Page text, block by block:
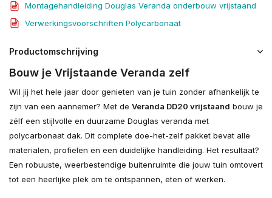
Montagehandleiding Douglas Veranda onderbouw vrijstaand
Verwerkingsvoorschriften Polycarbonaat
Productomschrijving
Bouw je Vrijstaande Veranda zelf
Wil jij het hele jaar door genieten van je tuin zonder afhankelijk te
zijn van een aannemer? Met de Veranda DD20 vrijstaand bouw je
zélf een stijlvolle en duurzame Douglas veranda met
polycarbonaat dak. Dit complete doe-het-zelf pakket bevat alle
materialen, profielen en een duidelijke handleiding. Het resultaat?
Een robuuste, weerbestendige buitenruimte die jouw tuin omtovert
tot een heerlijke plek om te ontspannen, eten of werken.